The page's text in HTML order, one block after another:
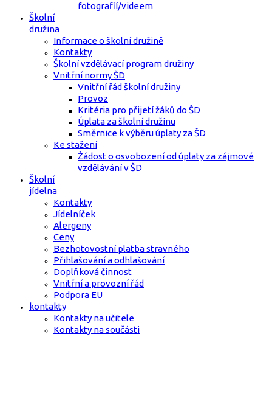
fotografií/videem
Školní
družina
Informace o školní družině
Kontakty
Školní vzdělávací program družiny
Vnitřní normy ŠD
Vnitřní řád školní družiny
Provoz
Kritéria pro přijetí žáků do ŠD
Úplata za školní družinu
Směrnice k výběru úplaty za ŠD
Ke stažení
Žádost o osvobození od úplaty za zájmové
vzdělávání v ŠD
Školní
jídelna
Kontakty
Jídelníček
Alergeny
Ceny
Bezhotovostní platba stravného
Přihlašování a odhlašování
Doplňková činnost
Vnitřní a provozní řád
Podpora EU
kontakty
Kontakty na učitele
Kontakty na součásti